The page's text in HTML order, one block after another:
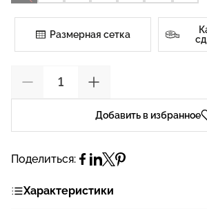
Размерная сетка
Добавить в избранное
Поделиться:
Характеристики